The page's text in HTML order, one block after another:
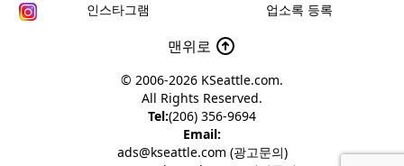
인스타그램 업소록 등록
맨위로
© 2006-2026 KSeattle.com.
All Rights Reserved.
Tel:(206) 356-9694
Email:
ads@kseattle.com (광고문의)